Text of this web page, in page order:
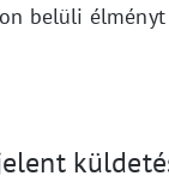
belüli